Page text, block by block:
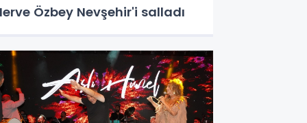
Özbey Nevşehir'i salladı